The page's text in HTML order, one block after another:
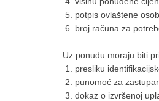
5. potpis ovlaštene
6. broj računa za
Uz ponudu moraju biti
1. presliku
2. punomoć za
3. dokaz o izvršenoj